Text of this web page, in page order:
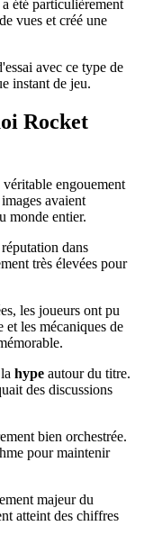
été particulièrement
vues et créé une
avec ce type de
instant de jeu.
Rocket
engouement
avaient
monde entier.
dans
très élevées pour
les joueurs ont pu
les mécaniques de
hype autour du titre.
des discussions
bien orchestrée.
pour maintenir
majeur du
atteint des chiffres